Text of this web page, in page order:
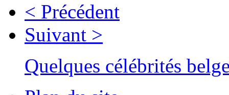
< Précédent
Suivant >
Quelques célébrités